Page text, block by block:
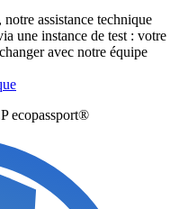
assistance technique
une instance de test : votre
avec notre équipe
ecopassport®